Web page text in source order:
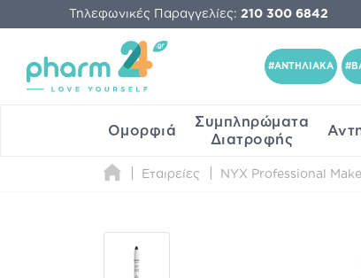
Τηλεφωνικές Παραγγελίες: 210 300 6842
#ΑΝΤΗΛΙΑΚΑ
Ομορφιά
Συμπληρώματα
Διατροφής
Εταιρείες NYX Professional